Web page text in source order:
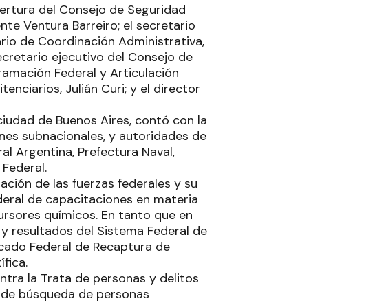
del Consejo de Seguridad
Ventura Barreiro; el secretario
de Coordinación Administrativa,
ejecutivo del Consejo de
Federal y Articulación
Julián Curi; y el director
de Buenos Aires, contó con la
subnacionales, y autoridades de
Argentina, Prefectura Naval,
de las fuerzas federales y su
de capacitaciones en materia
químicos. En tanto que en
resultados del Sistema Federal de
Federal de Recaptura de
la Trata de personas y delitos
búsqueda de personas